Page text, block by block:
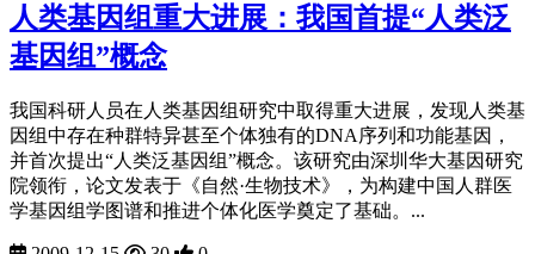
人类基因组重大进展：我国首提“人类泛
基因组”概念
我国科研人员在人类基因组研究中取得重大进展，发现人类基
因组中存在种群特异甚至个体独有的DNA序列和功能基因，
并首次提出“人类泛基因组”概念。该研究由深圳华大基因研究
院领衔，论文发表于《自然·生物技术》，为构建中国人群医
学基因组学图谱和推进个体化医学奠定了基础。...